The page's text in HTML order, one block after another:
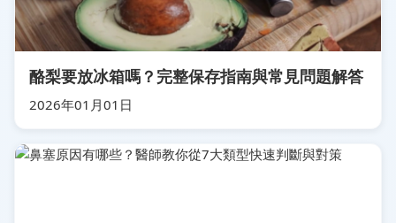
酪梨要放冰箱嗎？完整保存指南與常見問題解答
2026年01月01日